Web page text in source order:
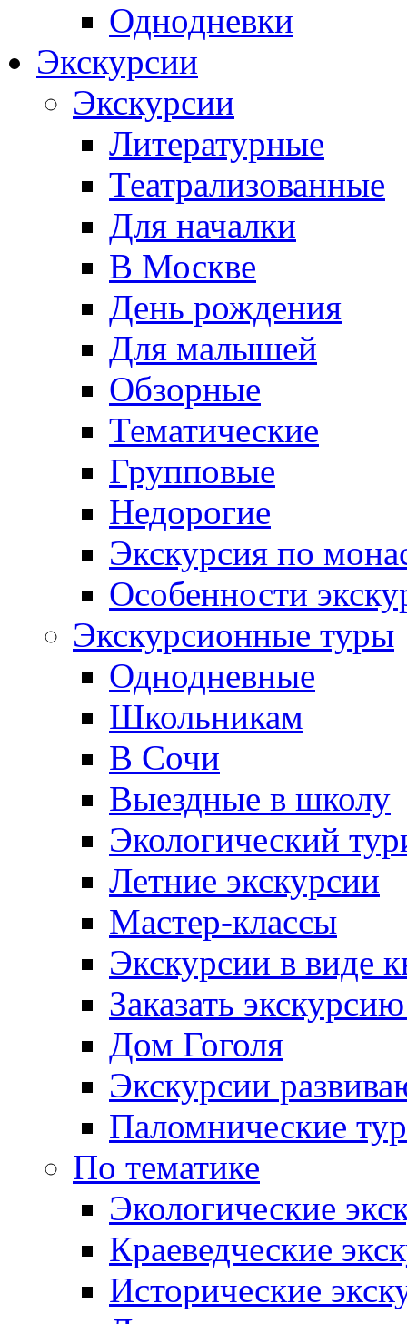
Однодневки
Экскурсии
Экскурсии
Литературные
Театрализованные
Для началки
В Москве
День рождения
Для малышей
Обзорные
Тематические
Групповые
Недорогие
Экскурсия по
Особенности
Экскурсионные туры
Однодневные
Школьникам
В Сочи
Выездные в школу
Экологический
Летние экскурсии
Мастер-классы
Экскурсии в виде
Заказать
Дом Гоголя
Экскурсии
Паломнические
По тематике
Экологические
Краеведческие
Исторические